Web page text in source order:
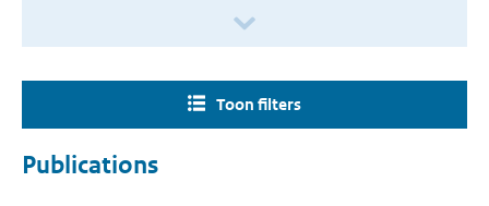
Toon filters
Publications